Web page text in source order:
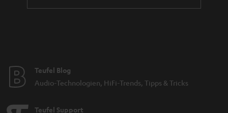
Teufel Blog
Audio-Technologien, HiFi-Trends, Tipps & Tricks
Teufel Support